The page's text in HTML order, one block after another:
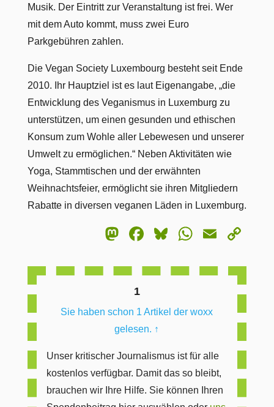
Musik. Der Eintritt zur Veranstaltung ist frei. Wer
mit dem Auto kommt, muss zwei Euro
Parkgebühren zahlen.
Die Vegan Society Luxembourg besteht seit Ende
2010. Ihr Hauptziel ist es laut Eigenangabe, „die
Entwicklung des Veganismus in Luxemburg zu
unterstützen, um einen gesunden und ethischen
Konsum zum Wohle aller Lebewesen und unserer
Umwelt zu ermöglichen.“ Neben Aktivitäten wie
Yoga, Stammtischen und der erwähnten
Weihnachtsfeier, ermöglicht sie ihren Mitgliedern
Rabatte in diversen veganen Läden in Luxemburg.
Mastodon
Facebook
BlueskyEmail
1
Sie haben schon 1 Artikel der woxx
gelesen. ↑
Unser kritischer Journalismus ist für alle
kostenlos verfügbar. Damit das so bleibt,
brauchen wir Ihre Hilfe. Sie können Ihren